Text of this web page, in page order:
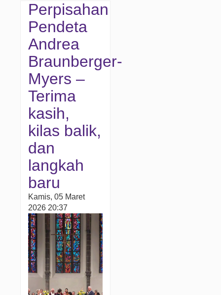
Perpisahan
Pendeta
Andrea
Braunberger-
Myers –
Terima
kasih,
kilas balik,
dan
langkah
baru
Kamis, 05 Maret
2026 20:37